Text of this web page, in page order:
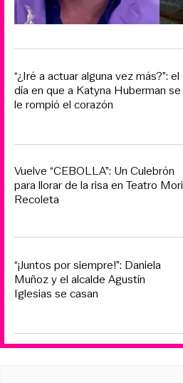
“¿Iré a actuar alguna vez más?”: el
día en que a Katyna Huberman se
le rompió el corazón
Vuelve “CEBOLLA”: Un Culebrón
para llorar de la risa en Teatro Mori
Recoleta
“¡Juntos por siempre!”: Daniela
Muñoz y el alcalde Agustín
Iglesias se casan